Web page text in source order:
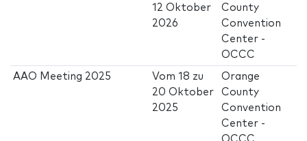
12 Oktober
2026
County
Convention
Center -
OCCC
AAO Meeting 2025 Vom18 zu
20 Oktober
2025
Orange
County
Convention
Center -